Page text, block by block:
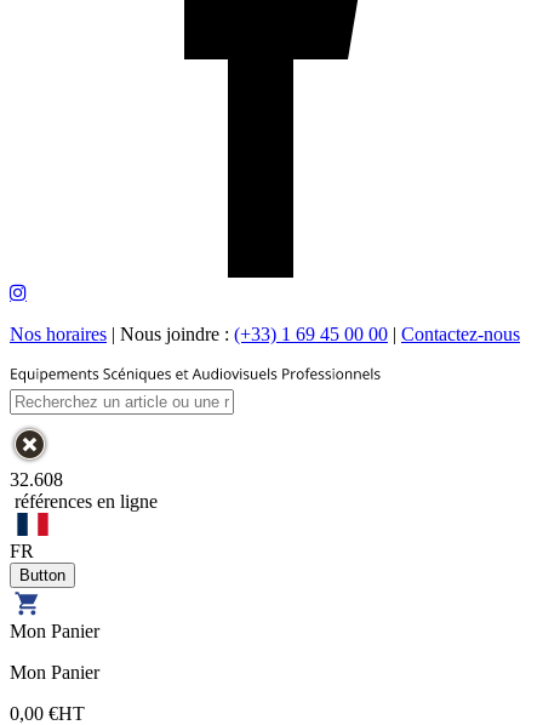
Nos horaires | Nous joindre : (+33) 1 69 45 00 00 | Contactez-nous
32.608
références en ligne
FR
Mon Panier
Mon Panier
0,00 €HT